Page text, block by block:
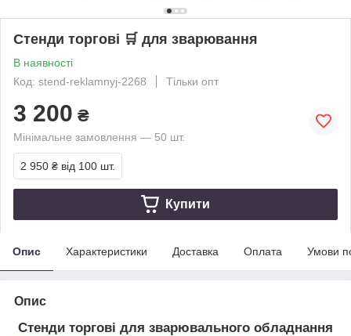
Стенди торгові 🛒 для зварювання
В наявності
Код: stend-reklamnyj-2268
Тільки опт
3 200 ₴
Мінімальне замовлення — 50 шт.
2 950 ₴ від 100 шт.
Купити
Опис Характеристики Доставка Оплата Умови
Опис
Стенди торгові для зварювального обладнання